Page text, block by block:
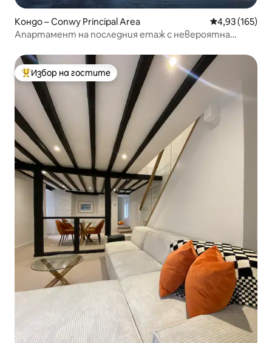
Кондо – Conwy Principal Area Средна
4,93 (165)
Апартамент на последния етаж с невероятна
Най-популярен избор на гостите
Избор на гостите